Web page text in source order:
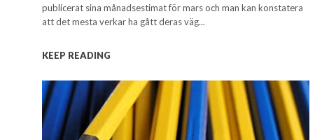
publicerat sina månadsestimat för mars och man kan konstatera
att det mesta verkar ha gått deras väg...
KEEP READING